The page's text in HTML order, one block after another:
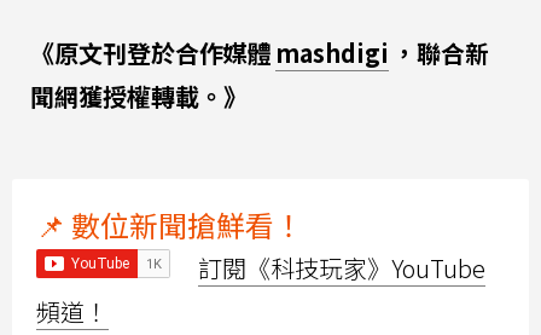
《原文刊登於合作媒體 mashdigi ，聯合新
聞網獲授權轉載。》
📌 數位新聞搶鮮看！
訂閱《科技玩家》YouTube
頻道！